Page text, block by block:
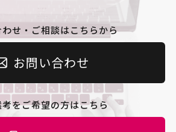
せ・ご相談はこちらから
お問い合わせ
をご希望の方はこちら